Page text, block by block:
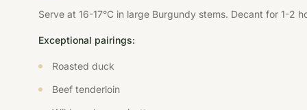
Serve at 16-17°C in large Burgundy stems. Decant for 1-2
Exceptional pairings:
Roasted duck
Beef tenderloin